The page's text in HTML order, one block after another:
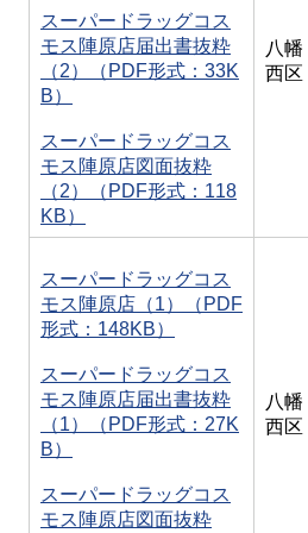
スーパードラッグコス
モス陣原店届出書抜粋
（2）（PDF形式：33K
B）
スーパードラッグコス
モス陣原店図面抜粋
（2）（PDF形式：118
KB）
八幡
西区
スーパードラッグコス
モス陣原店（1）（PDF
形式：148KB）
スーパードラッグコス
モス陣原店届出書抜粋
（1）（PDF形式：27K
B）
スーパードラッグコス
モス陣原店図面抜粋
八幡
西区